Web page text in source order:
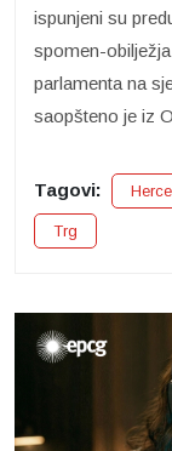
ispunjeni su
spomen-
parlamenta na
saopšteno je iz
Tagovi:
Trg